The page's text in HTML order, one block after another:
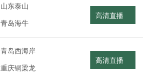
山东泰山
青岛海牛
高清直播
青岛西海岸
重庆铜梁龙
高清直播